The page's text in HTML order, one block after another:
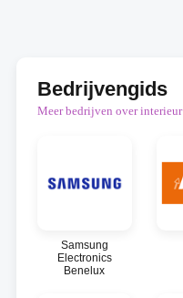
Bedrijvengids
Meer bedrijven over interieur
Samsung
Electronics
Benelux